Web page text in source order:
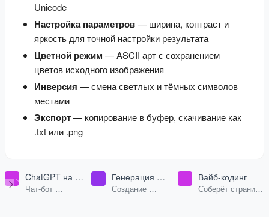
Unicode
Настройка параметров— ширина, контраст и
яркость для точной настройки результата
Цветной режим — ASCII арт с сохранением
цветов исходного изображения
Инверсия — смена светлых и тёмных символов
местами
Экспорт— копирование в буфер, скачивание как
.txt или .png
ChatGPT на
русском
Чат-бот
Генерация
изображений
Создание
Вайб-кодинг
Соберёт страницу